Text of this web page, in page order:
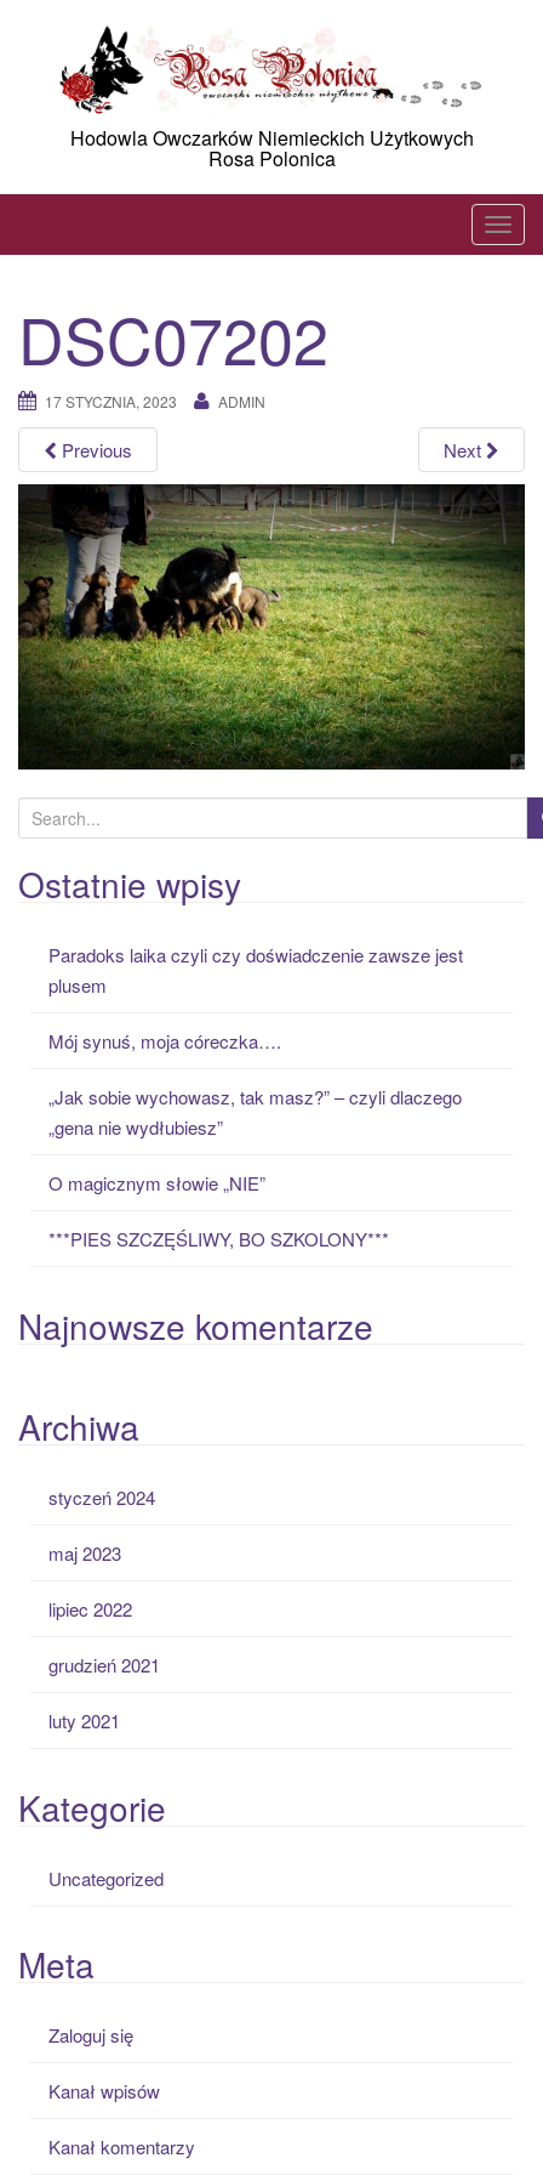
Hodowla Owczarków Niemieckich Użytkowych
Rosa Polonica
T
o
v
i
g
a
t
i
o
n
DSC07202
17 STYCZNIA, 2023 ADMIN
Previous Next
e
a
r
Ostatnie wpisy
Paradoks laika czyli czy doświadczenie zawsze jest
plusem
Mój synuś, moja córeczka….
„Jak sobie wychowasz, tak masz?” – czyli dlaczego
„gena nie wydłubiesz”
O magicznym słowie „NIE”
***PIES SZCZĘŚLIWY, BO SZKOLONY***
Najnowsze komentarze
Archiwa
styczeń 2024
maj 2023
lipiec 2022
grudzień 2021
luty 2021
Kategorie
Uncategorized
Meta
Zaloguj się
Kanał wpisów
Kanał komentarzy